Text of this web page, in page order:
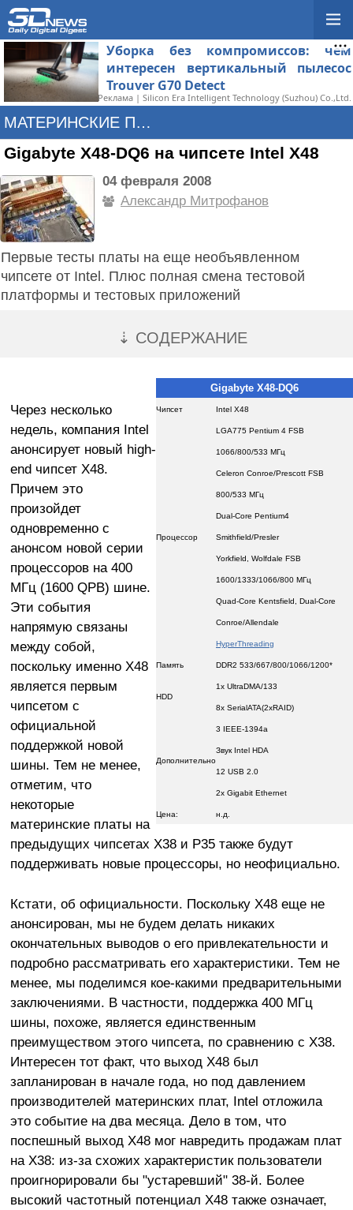
Уборка без компромиссов: чем
интересен вертикальный пылесос
Trouver G70 Detect
Реклама | Silicon Era Intelligent Technology (Suzhou) Co.,Ltd.
МАТЕРИНСКИЕ ПЛАТЫ
Gigabyte X48-DQ6 на чипсете Intel X48
04 февраля 2008
Александр Митрофанов
Первые тесты платы на еще необъявленном
чипсете от Intel. Плюс полная смена тестовой
платформы и тестовых приложений
⇣ СОДЕРЖАНИЕ
Gigabyte X48-DQ6
Чипсет Intel X48
Процессор
LGA775 Pentium 4 FSB
1066/800/533 МГц
Celeron Conroe/Prescott FSB
800/533 МГц
Dual-Core Pentium4
Smithfield/Presler
Yorkfield, Wolfdale FSB
1600/1333/1066/800 МГц
Quad-Core Kentsfield, Dual-Core
Conroe/Allendale
HyperThreading
Память DDR2 533/667/800/1066/1200*
HDD
1x UltraDMA/133
8x SerialATA(2xRAID)
Дополнительно
3 IEEE-1394a
Звук Intel HDA
12 USB 2.0
2x Gigabit Ethernet
Цена: н.д.
Через несколько
недель, компания Intel
анонсирует новый high-
end чипсет X48.
Причем это
произойдет
одновременно с
анонсом новой серии
процессоров на 400
МГц (1600 QPB) шине.
Эти события
напрямую связаны
между собой,
поскольку именно X48
является первым
чипсетом с
официальной
поддержкой новой
шины. Тем не менее,
отметим, что
некоторые
материнские платы на
предыдущих чипсетах X38 и P35 также будут
поддерживать новые процессоры, но неофициально.
Кстати, об официальности. Поскольку X48 еще не
анонсирован, мы не будем делать никаких
окончательных выводов о его привлекательности и
подробно рассматривать его характеристики. Тем не
менее, мы поделимся кое-какими предварительными
заключениями. В частности, поддержка 400 МГц
шины, похоже, является единственным
преимуществом этого чипсета, по сравнению с X38.
Интересен тот факт, что выход X48 был
запланирован в начале года, но под давлением
производителей материнских плат, Intel отложила
это событие на два месяца. Дело в том, что
поспешный выход X48 мог навредить продажам плат
на X38: из-за схожих характеристик пользователи
проигнорировали бы "устаревший" 38-й. Более
высокий частотный потенциал X48 также означает,